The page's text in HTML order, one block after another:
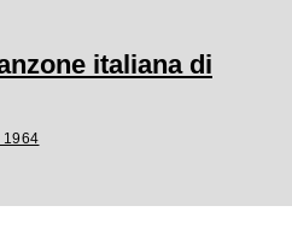
italiana di
1964